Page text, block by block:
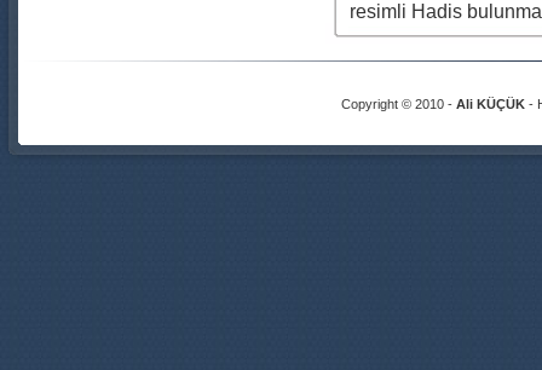
resimli Hadis
Copyright © 2010 - Ali KÜÇÜK-